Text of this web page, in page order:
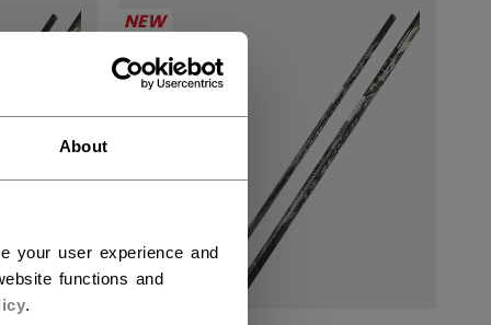
About
your user experience and
functions and
.
NEW